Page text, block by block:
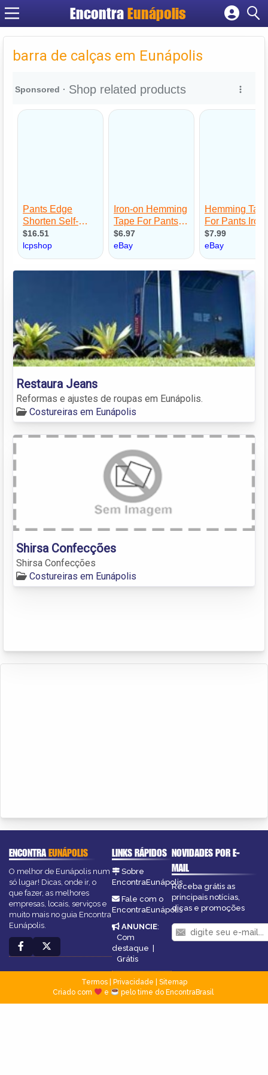
EncontraEunápolis
Cadastrar empresa
Criar conta
barra de calças em Eunápolis
Restaura Jeans
Reformas e ajustes de roupas em Eunápolis.
Costureiras em Eunápolis
Shirsa Confecções
Shirsa Confecções
Costureiras em Eunápolis
ENCONTRAEUNÁPOLIS
O melhor de Eunápolis num
só lugar! Dicas, onde ir, o
que fazer, as melhores
empresas, locais, serviços e
muito mais no guia Encontra
Eunápolis.
LINKS RÁPIDOS
Sobre
EncontraEunápolis
Fale com o
EncontraEunápolis
ANUNCIE:
Com
destaque |
Grátis
NOVIDADES POR E-
MAIL
Receba grátis as
principais notícias,
dicas e promoções
Termos| Privacidade
Sitemap
Criado com
e pelo time do EncontraBrasil